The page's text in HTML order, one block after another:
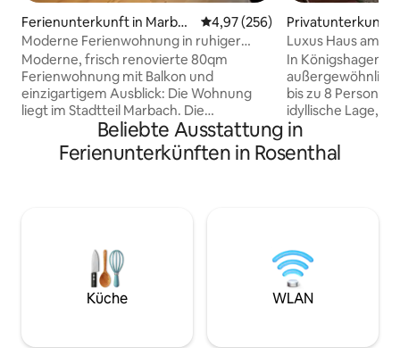
Ferienunterkunft in Marbur
g
Durchschnittliche Bewertung:
4,97 (256)
Moderne Ferienwohnung in ruhiger
Stadtlage
Moderne, frisch renovierte 80qm
Ferienwohnung mit Balkon und
einzigartigem Ausblick: Die Wohnung
liegt im Stadtteil Marbach. Die
Innenstadt ist Fußläufig in 15 min. zu
erreichen. Sie liegt direkt am Waldrand
und lädt nach einem Besuch in der
verfügt über ein Schlafzimmer, ein Bad,
einen Abstellraum und einen offenen
Wohn-Essbereich mit großer
Fensterfront.
Privatunterkunft
Luxus Haus am
In Königshagen
bis zu 8
idyllische Lage,
Großen
Gruppen,
Stillesucher. Das
Freizeitangebote
Kellerwald-
weiteren
Ausflugsziele
Beliebte Ausstattung in
Ferienunterkünften in Rosenthal
Küche WLAN